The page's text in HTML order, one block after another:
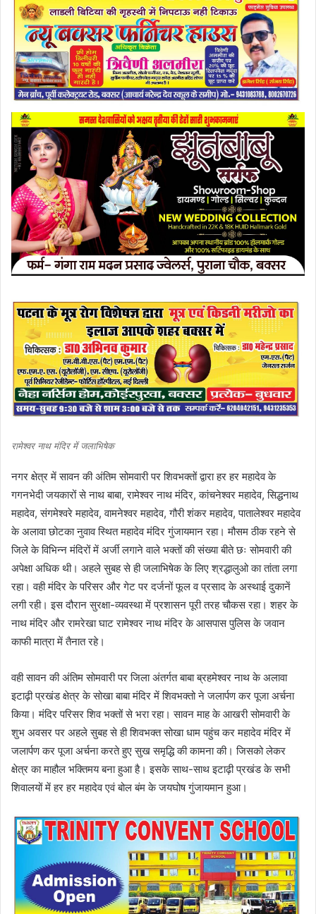
रामेश्वर नाथ मंदिर में जलाभिषेक
नगर क्षेत्र में सावन की अंतिम सोमवारी पर शिवभक्तों द्वारा हर हर महादेव के
गगनभेदी जयकारों से नाथ बाबा, रामेश्वर नाथ मंदिर, कांचनेश्वर महादेव, सिद्धनाथ
महादेव, संगमेश्वरे महादेव, वामनेश्वर महादेव, गौरी शंकर महादेव, पातालेश्वर महादेव
के अलावा छोटका नुवाव स्थित महादेव मंदिर गुंजायमान रहा। मौसम ठीक रहने से
जिले के विभिन्न मंदिरों में अर्जी लगाने वाले भक्तों की संख्या बीते छः सोमवारी की
अपेक्षा अधिक थी। अहले सुबह से ही जलाभिषेक के लिए श्रद्धालुओ का तांता लगा
रहा। वही मंदिर के परिसर और गेट पर दर्जनों फूल व प्रसाद के अस्थाई दुकानें
लगी रही। इस दौरान सुरक्षा-व्यवस्था में प्रशासन पूरी तरह चौकस रहा। शहर के
नाथ मंदिर और रामरेखा घाट रामेश्वर नाथ मंदिर के आसपास पुलिस के जवान
काफी मात्रा में तैनात रहे।
वही सावन की अंतिम सोमवारी पर जिला अंतर्गत बाबा ब्रहमेश्वर नाथ के अलावा
इटाढ़ी प्रखंड क्षेत्र के सोखा बाबा मंदिर में शिवभक्तो ने जलार्पण कर पूजा अर्चना
किया। मंदिर परिसर शिव भक्तों से भरा रहा। सावन माह के आखरी सोमवारी के
शुभ अवसर पर अहले सुबह से ही शिवभक्त सोखा धाम पहुंच कर महादेव मंदिर में
जलार्पण कर पूजा अर्चना करते हुए सुख समृद्धि की कामना की। जिसको लेकर
क्षेत्र का माहौल भक्तिमय बना हुआ है। इसके साथ-साथ इटाढ़ी प्रखंड के सभी
शिवालयों में हर हर महादेव एवं बोल बंम के जयघोष गुंजायमान हुआ।